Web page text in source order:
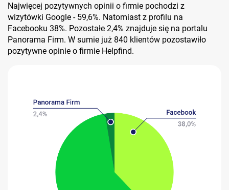
Najwięcej pozytywnych opinii o firmie pochodzi z
wizytówki Google - 59,6%. Natomiast z profilu na
Facebooku 38%. Pozostałe 2,4% znajduje się na portalu
Panorama Firm. W sumie już 840 klientów pozostawiło
pozytywne opinie o firmie Helpfind.